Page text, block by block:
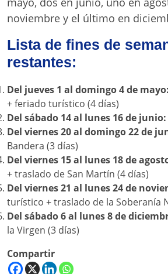
noviembre y el último en
Lista de fines de
restantes:
Del jueves 1 al domingo 4 de mayo:
+ feriado turístico (4 días)
Del sábado 14 al lunes 16 de junio:
Del viernes 20 al domingo 22 de
Bandera (3 días)
Del viernes 15 al lunes 18 de
+ traslado de San Martín (4 días)
Del viernes 21 al lunes 24 de
turístico + traslado de la Soberanía
Del sábado 6 al lunes 8 de
la Virgen (3 días)
Compartir